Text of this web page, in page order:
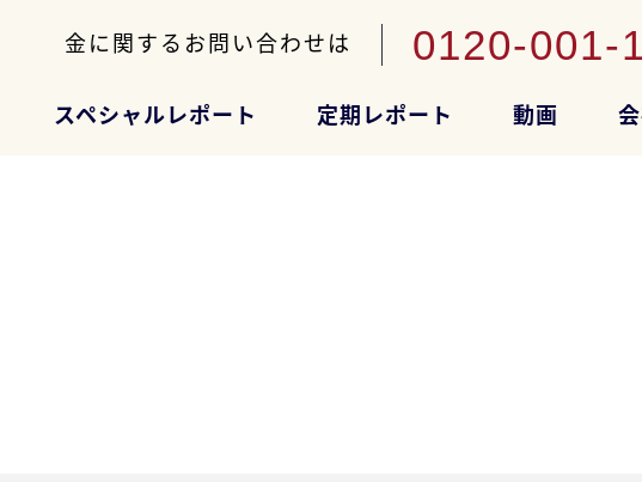
金に関するお問い合わせは 0120-001-
スペシャルレポート 定期レポート 動画